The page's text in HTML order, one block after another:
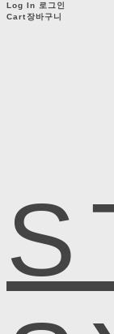
Log In 로그인
Cart장바구니